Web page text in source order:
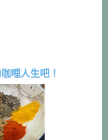
哩人生吧！